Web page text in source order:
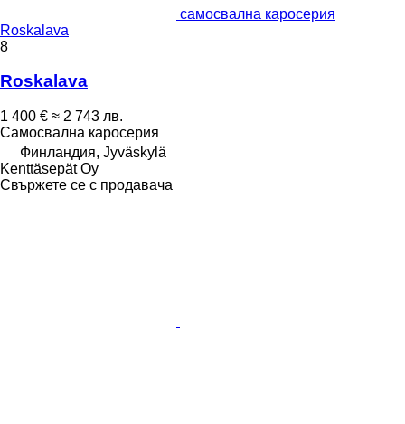
самосвална каросерия
Roskalava
8
Roskalava
1 400 € ≈ 2 743 лв.
Самосвална каросерия
Финландия, Jyväskylä
Kenttäsepät Oy
Свържете се с продавача